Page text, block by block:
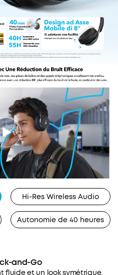
pour un port prolongé
meilleure durabilité.
Hi-Res Wireless Audio
Autonomie de 40 heures
and-Go
fluide et un look symétrique.